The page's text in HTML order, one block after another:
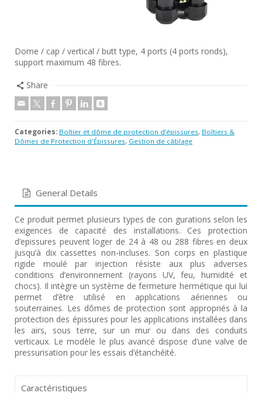
Dome / cap / vertical / butt type, 4 ports (4 ports ronds),
support maximum 48 fibres.
Share
Categories: Boîtier et dôme de protection d’épissures, Boîtiers &
Dômes de Protection d'Épissures, Gestion de câblage
General Details
Ce produit permet plusieurs types de con gurations selon les
exigences de capacité des installations. Ces protection
d’epissures peuvent loger de 24 à 48 ou 288 fibres en deux
jusqu’à dix cassettes non-incluses. Son corps en plastique
rigide moulé par injection résiste aux plus adverses
conditions d’environnement (rayons UV, feu, humidité et
chocs). Il intègre un système de fermeture hermétique qui lui
permet d’être utilisé en applications aériennes ou
souterraines. Les dômes de protection sont appropriés à la
protection des épissures pour les applications installées dans
les airs, sous terre, sur un mur ou dans des conduits
verticaux. Le modèle le plus avancé dispose d’une valve de
pressurisation pour les essais d’étanchéité.
Caractéristiques